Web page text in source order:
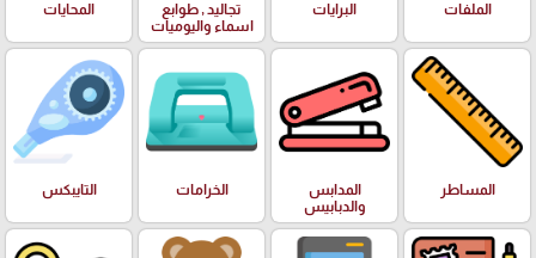
الملفات البرايات
تجاليد , طوابع
اسماء واليوميات
المحايات
المساطر
المدابس
والدبابيس
الخرامات التايبكس